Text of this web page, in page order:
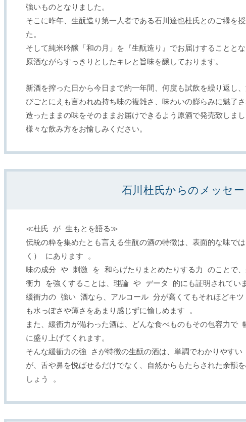
強いものとなりました。
そこに昨年、生酛造り第一人者である石川達也杜氏とのご縁を
た。
そして純米吟醸「和の月」を『生酛造り』でお届けすることとな
原酒ながらすっきりとしたキレと旨味を醸しております。
新酒を搾った日から今日まで約一年間、何度も試飲を繰り返し
びごとにえも言われぬ持ち味の複雑さ、味わいの膨らみに魅了さ
造ったままの味をそのままお届けできるよう原酒で発売致しまし
様々な飲み方をお愉しみください。
石川杜氏からのメッセ
≪杜氏 が 生もとを語る≫
伝統の粋を集めたとも言える生酛の酒の特徴は、表面的な味で
く） にあります 。
味の成分 や 刺激 を 和らげたりまとめたりする力 のことで
衝力 を強くすることは、理論 や データ 的にも証明されてい
緩衝力の 強い 酒なら、アルコール 分が高くてもそれほどキツ
も水っぽさや薄さをあまり感じずに愉しめます 。
また、緩衝力が備わった酒は、どんな食べものもその包容力で
に盛り上げてくれます。
そんな緩衝力の強 さが特徴の生酛の酒は、単調でわかりやす
が、舌や鼻を悦ばせるだけでなく、自然からもたらされた余韻
しょう 。